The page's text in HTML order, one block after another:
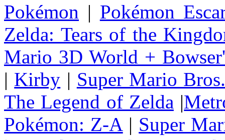
Pokémon | Pokémon
Zelda: Tears of the
Mario 3D World +
| Kirby | Super Mario
The Legend of Zelda |
Pokémon: Z-A | Super